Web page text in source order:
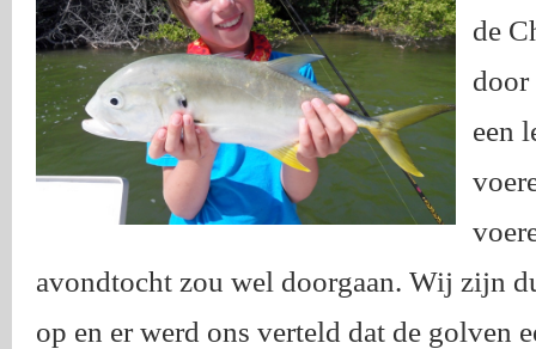
de
door
een
avondtocht zou wel doorgaan. Wij zijn
op en er werd ons verteld dat de golven